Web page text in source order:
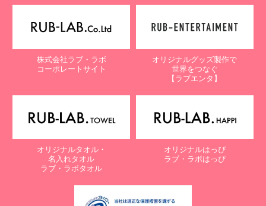
情報の利用目的の通知、開示、訂正・追加・削除、利用停止・消去
たします。これらの請求は、次の窓口にて受け付けております。
〒761-0323 香川県高松市亀田町90-1
株式会社ラブ・ラボ
電子メール：info@rub-lab.com
【認定個人情報保護団体の名称及び、苦情の解決の申出先】
一般財団法人日本情報経済社会推進協会
認定個人情報保護団体事務局
〒106-0032 東京都港区六本木一丁目9番9号 六本木ファースト
株式会社ラブ・ラボ
コーポレートサイト
オリジナルグッズ製作で
世界をつなぐ
【ラブエンタ】
オリジナルタオル・
名入れタオル
ラブ・ラボタオル
オリジナルはっぴ
ラブ・ラボはっぴ